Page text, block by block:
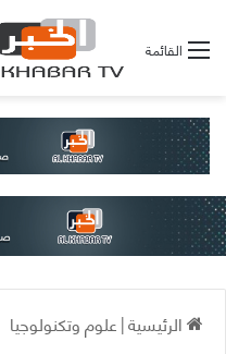
القائمة
الرئيسية|علوم وتكنولوجيا